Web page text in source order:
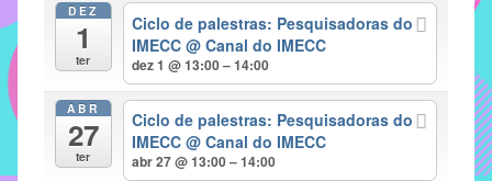
pacificadoras
DEZ
1
ter
Ciclo de palestras: Pesquisadoras do
IMECC@ Canal do IMECC
dez 1 @ 13:00 – 14:00
ABR
27
ter
Ciclo de palestras: Pesquisadoras do
IMECC@ Canal do IMECC
abr 27 @ 13:00 – 14:00